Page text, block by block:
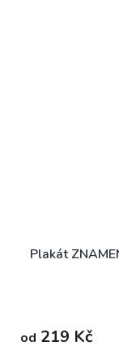
Plakát
produktu
je
od 219 Kč